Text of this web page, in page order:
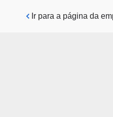
Pular para o conteúdo
Ir para a página da